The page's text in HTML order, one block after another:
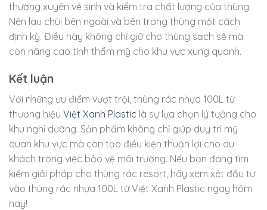
thường xuyên vệ sinh và kiểm tra chất lượng của thùng.
Nên lau chùi bên ngoài và bên trong thùng một cách
định kỳ. Điều này không chỉ giữ cho thùng sạch sẽ mà
còn nâng cao tính thẩm mỹ cho khu vực xung quanh.
Kết luận
Với những ưu điểm vượt trội, thùng rác nhựa 100L từ
thương hiệu Việt Xanh Plastic là sự lựa chọn lý tưởng cho
khu nghỉ dưỡng. Sản phẩm không chỉ giúp duy trì mỹ
quan khu vực mà còn tạo điều kiện thuận lợi cho du
khách trong việc bảo vệ môi trường. Nếu bạn đang tìm
kiếm giải pháp cho thùng rác resort, hãy xem xét đầu tư
vào thùng rác nhựa 100L từ Việt Xanh Plastic ngay hôm
nay!